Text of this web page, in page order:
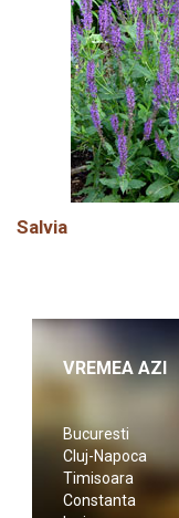
Salvia
VREMEA AZI
Bucuresti
Cluj-Napoca
Timisoara
Constanta